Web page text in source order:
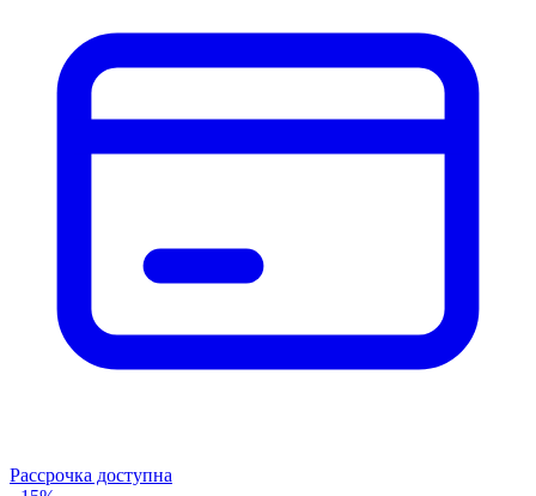
Рассрочка доступна